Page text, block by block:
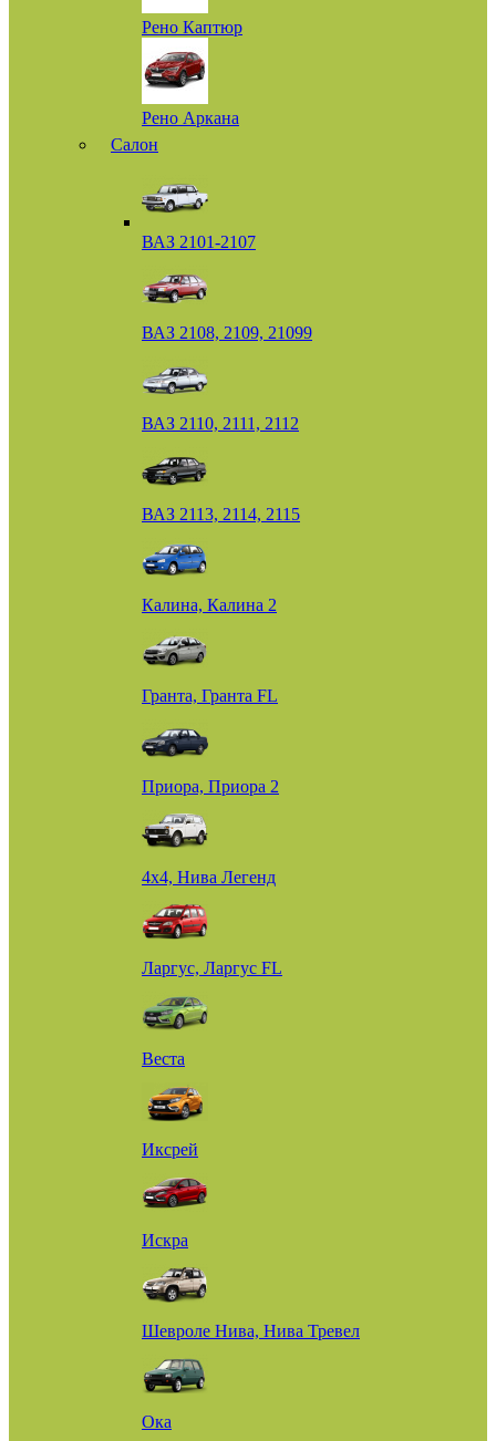
Рено Каптюр
Рено Аркана
Салон
ВАЗ 2101-2107
ВАЗ 2108, 2109, 21099
ВАЗ 2110, 2111, 2112
ВАЗ 2113, 2114, 2115
Калина, Калина 2
Гранта, Гранта FL
Приора, Приора 2
4х4, Нива Легенд
Ларгус, Ларгус FL
Веста
Иксрей
Искра
Шевроле Нива, Нива Тревел
Ока